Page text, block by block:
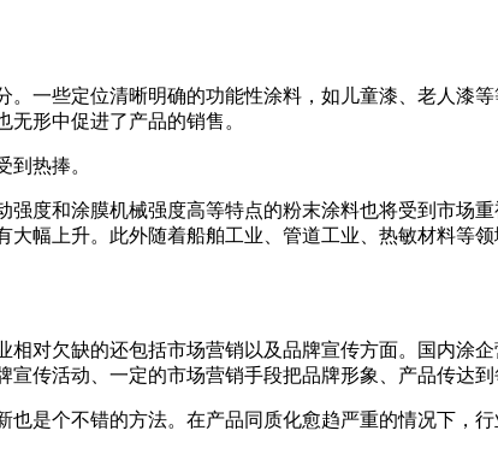
一些定位清晰明确的功能性涂料，如儿童漆、老人漆
形中促进了产品的销售。
热捧。
度和涂膜机械强度高等特点的粉末涂料也将受到市场
幅上升。此外随着船舶工业、管道工业、热敏材料等
对欠缺的还包括市场营销以及品牌宣传方面。国内涂
传活动、一定的市场营销手段把品牌形象、产品传达
是个不错的方法。在产品同质化愈趋严重的情况下，